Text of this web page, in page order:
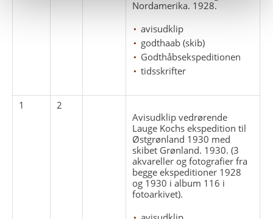
Nordamerika. 1928.
avisudklip
godthaab (skib)
Godthåbsekspeditionen
tidsskrifter
1
2
Avisudklip vedrørende
Lauge Kochs ekspedition til
Østgrønland 1930 med
skibet Grønland. 1930. (3
akvareller og fotografier fra
begge ekspeditioner 1928
og 1930 i album 116 i
fotoarkivet).